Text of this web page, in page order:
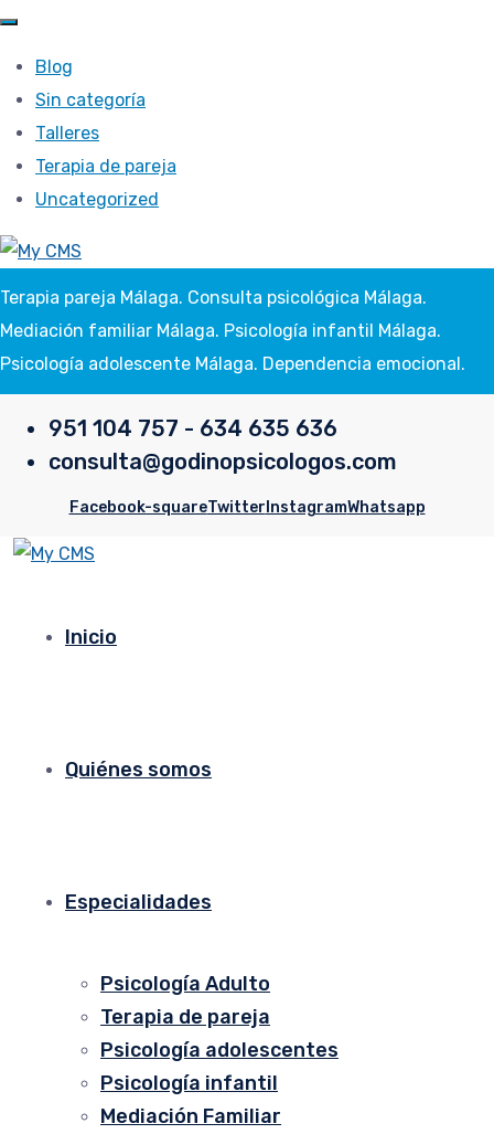
Blog
Sin categoría
Talleres
Terapia de pareja
Uncategorized
Terapia pareja Málaga. Consulta psicológica Málaga.
Mediación familiar Málaga. Psicología infantil Málaga.
Psicología adolescente Málaga. Dependencia emocional.
951 104 757 - 634 635 636
consulta@godinopsicologos.com
Facebook-squareTwitter InstagramWhatsapp
Inicio
Quiénes somos
Especialidades
Psicología Adulto
Terapia de pareja
Psicología adolescentes
Psicología infantil
Mediación Familiar